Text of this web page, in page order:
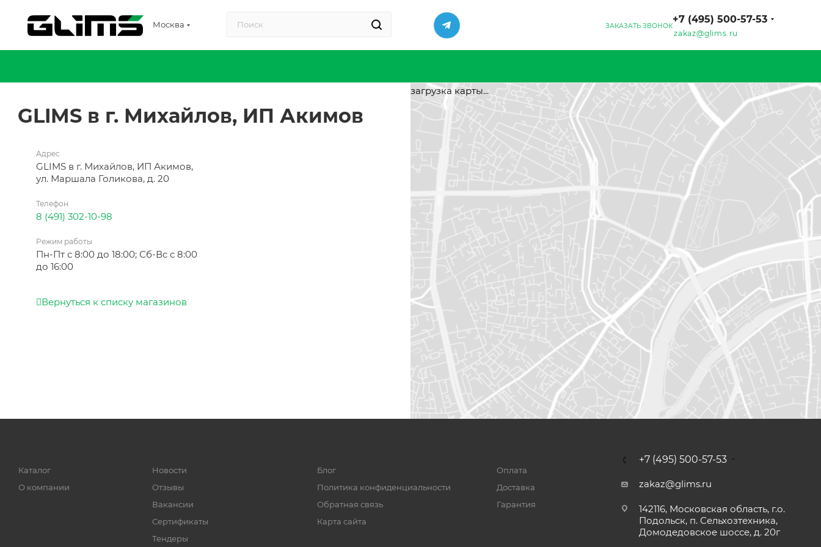
Москва ЗАКАЗАТЬ ЗВОНОК
+7 (495) 500-57-53
zakaz@glims.ru
GLIMS в г. Михайлов, ИП Акимов
Адрес
GLIMS в г. Михайлов, ИП Акимов,
ул. Маршала Голикова, д. 20
Телефон
8 (491) 302-10-98
Режим работы
Пн-Пт с 8:00 до 18:00; Сб-Вс с 8:00
до 16:00
Вернуться к списку магазинов
загрузка карты...
Каталог
О компании
Новости
Отзывы
Вакансии
Сертификаты
Тендеры
Блог
Политика конфиденциальности
Обратная связь
Карта сайта
Оплата
Доставка
Гарантия
+7 (495) 500-57-53
zakaz@glims.ru
142116, Московская область, г.о.
Подольск, п. Сельхозтехника,
Домодедовское шоссе, д. 20г